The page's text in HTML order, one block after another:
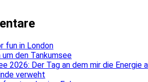
fun in London
um den Tankumsee
2026: Der Tag an dem mir die Energie
verweht